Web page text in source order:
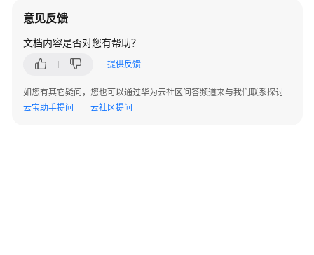
理
析
器
管
理
意见反馈
文档内容是否对您有帮助？
提供反馈
如您有其它疑问，您也可以通过华为云社区问答频道来与我们联系探讨
云宝助手提问
云社区提问